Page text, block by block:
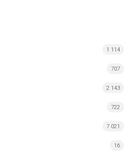
1 114
707
2 143
722
7 021
16